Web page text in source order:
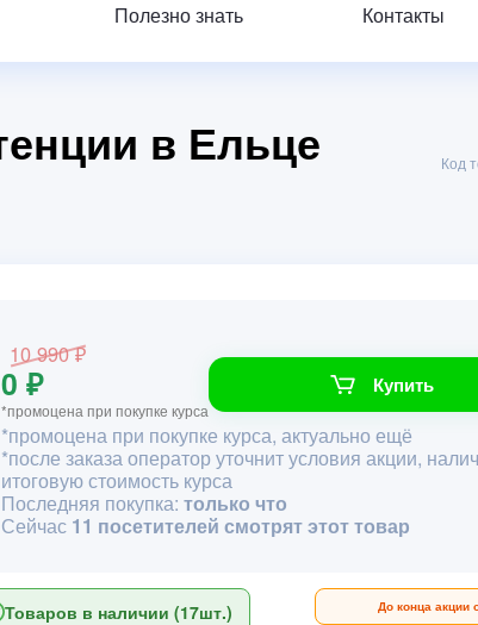
Полезно знать Контакты
в Ельце Код
10 990 ₽
0 ₽
*промоцена при покупке курса
Купить
*промоцена при покупке курса, актуально ещё
*после заказа оператор уточнит условия акции,
итоговую стоимость курса
Последняя покупка: только что
Сейчас 11 посетителей смотрят этот товар
Товаров в наличии (17шт.) До конца акции